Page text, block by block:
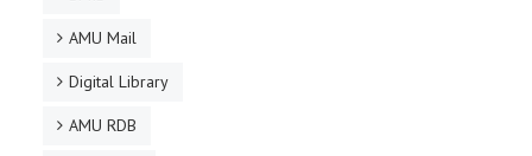
AMU Mail
Digital Library
AMU RDB